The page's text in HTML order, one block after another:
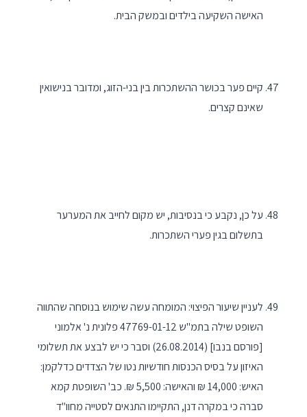
האישה השקיעה בילדים ובמשק הבית.
קיים פער בכושר ההשתכרות בין בני-הזוג, ומדובר בנישואין
שאינם קצרים.
על כן, נקבע כי בנסיבות, יש מקום לחייב את המערער
בתשלום בגין פערי השתכרות.
לעניין שיעור הפיצוי: המומחה עשה שימוש בנוסחה שהתווה
השופט שילה בתמ"ש 47769-01-12 פלונית נ' אלמוני
[פורסם בנבו] (26.08.2014) וסבר כי יש לבצע את תשלומי
האיזון על בסיס הכנסות חודשיות נטו של הצדדים כדלקמן:
האיש: 14,000 ₪ והאישה: 5,500 ₪. כב' השופטת קמא
סברה כי במקרה דנן, התקיימו התנאים לסטייה מחוו"ד